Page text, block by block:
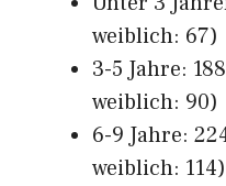
weiblich: 67)
3-5 Jahre:
weiblich: 90)
6-9 Jahre:
weiblich: 114)